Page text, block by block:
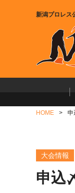
新潟プロレス
HOME 申
大会情報
申込